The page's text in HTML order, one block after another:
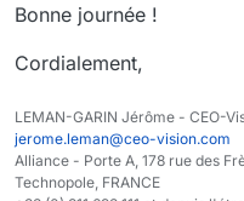
Bonne journée !
Cordialement,
LEMAN-GARIN Jérôme - CEO-
jerome.leman@ceo-vision.com
Alliance - Porte A, 178 rue des
Technopole, FRANCE